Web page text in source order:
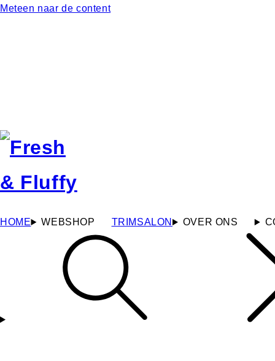
Meteen naar de content
HOME WEBSHOP TRIMSALON OVER ONS